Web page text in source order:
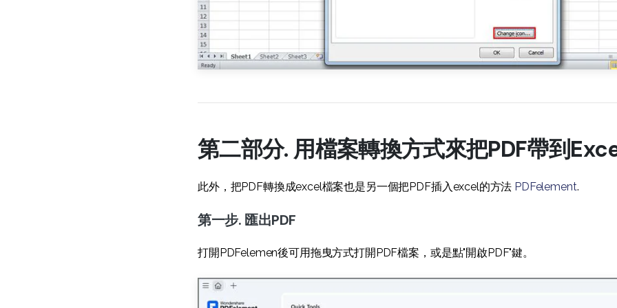
第二部分. 用檔案轉換方式來把PDF帶到
此外，把PDF轉換成excel檔案也是另一個把PDF插入excel的方法 PDFelement.
第一步. 匯出PDF
打開PDFelemen後可用拖曳方式打開PDF檔案，或是點"開啟PDF"鍵。